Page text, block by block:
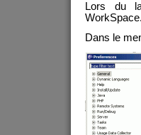
Lors du
WorkSpace.
Dans le